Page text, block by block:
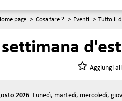
page > Cosa fare ? > Eventi > Tutto il
settimana
Aggiungi
2026 Lunedì, martedì, mercoledì,